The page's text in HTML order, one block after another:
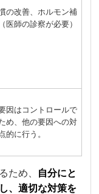
の改善、ホルモン補
医師の診察が必要）
因はコントロールで
め、他の要因への対
的に行う。
ため、
自分にと
、適切な対策を